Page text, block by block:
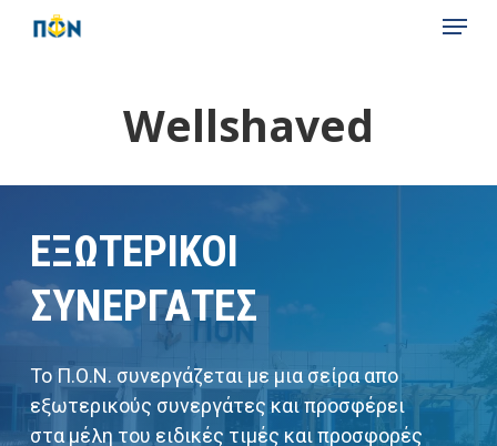
Menu
Wellshaved
ΕΞΩΤΕΡΙΚΟΙ
ΣΥΝΕΡΓΑΤΕΣ
Το Π.Ο.Ν. συνεργάζεται με μια σείρα απο
εξωτερικούς συνεργάτες και προσφέρει
στα μέλη του ειδικές τιμές και προσφορές